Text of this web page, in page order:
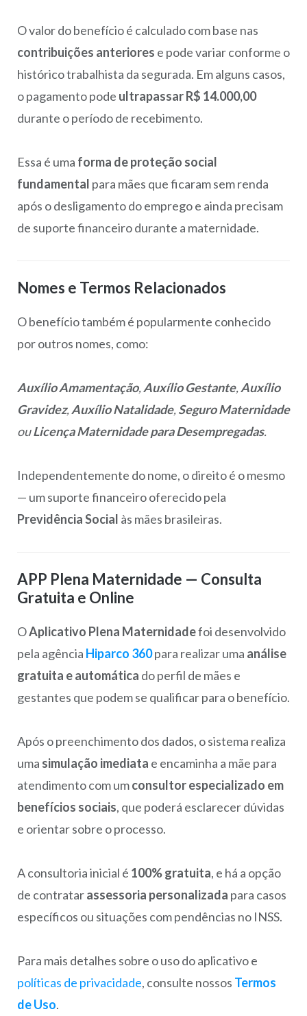
O valor do benefício é calculado com base nas
contribuições anteriores e pode variar conforme o
histórico trabalhista da segurada. Em alguns casos,
o pagamento pode ultrapassar R$ 14.000,00
durante o período de recebimento.
Essa é uma forma de proteção social
fundamental para mães que ficaram sem renda
após o desligamento do emprego e ainda precisam
de suporte financeiro durante a maternidade.
Nomes e Termos Relacionados
O benefício também é popularmente conhecido
por outros nomes, como:
Auxílio Amamentação,Auxílio Gestante,Auxílio
Gravidez,Auxílio Natalidade,Seguro Maternidade
ouLicença Maternidade para Desempregadas.
Independentemente do nome, o direito é o mesmo
— um suporte financeiro oferecido pela
Previdência Social às mães brasileiras.
APP Plena Maternidade — Consulta
Gratuita e Online
OAplicativo Plena Maternidadefoi desenvolvido
pela agência Hiparco 360para realizar uma análise
gratuita e automática do perfil de mães e
gestantes que podem se qualificar para o benefício.
Após o preenchimento dos dados, o sistema realiza
uma simulação imediata e encaminha a mãe para
atendimento com umconsultor especializado em
benefícios sociais, que poderá esclarecer dúvidas
e orientar sobre o processo.
A consultoria inicial é 100% gratuita, e há a opção
de contratarassessoria personalizada para casos
específicos ou situações com pendências no INSS.
Para mais detalhes sobre o uso do aplicativo e
políticas de privacidade, consulte nossos Termos
de Uso.